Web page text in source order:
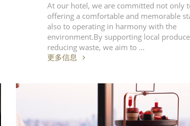
At our hotel, we are committed not only
offering a comfortable and memorable
also to operating in harmony with the
environment.By supporting local
reducing waste, we aim to …
更多信息